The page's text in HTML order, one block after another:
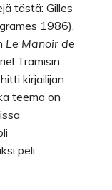
tästä: Gilles
1986),
Le Manoir de
Tramisin
kirjailijan
teema on
peli